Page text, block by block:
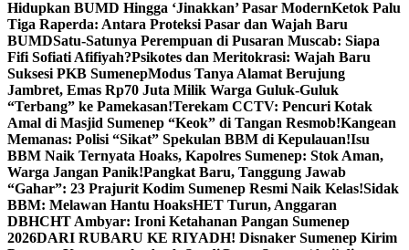
Hidupkan BUMD Hingga ‘Jinakkan’ Pasar ModernKetok Palu
Tiga Raperda: Antara Proteksi Pasar dan Wajah Baru
BUMDSatu-Satunya Perempuan di Pusaran Muscab: Siapa
Fifi Sofiati Afifiyah?Psikotes dan Meritokrasi: Wajah Baru
Suksesi PKB SumenepModus Tanya Alamat Berujung
Jambret, Emas Rp70 Juta Milik Warga Guluk-Guluk
“Terbang” ke Pamekasan!Terekam CCTV: Pencuri Kotak
Amal di Masjid Sumenep “Keok” di Tangan Resmob!Kangean
Memanas: Polisi “Sikat” Spekulan BBM di Kepulauan!Isu
BBM Naik Ternyata Hoaks, Kapolres Sumenep: Stok Aman,
Warga Jangan Panik!Pangkat Baru, Tanggung Jawab
“Gahar”: 23 Prajurit Kodim Sumenep Resmi Naik Kelas!Sidak
BBM: Melawan Hantu HoaksHET Turun, Anggaran
DBHCHT Ambyar: Ironi Ketahanan Pangan Sumenep
2026DARI RUBARU KE RIYADH! Disnaker Sumenep Kirim